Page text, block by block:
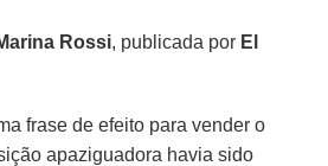
Rossi, publicada por El
frase de efeito para vender o
apaziguadora havia sido